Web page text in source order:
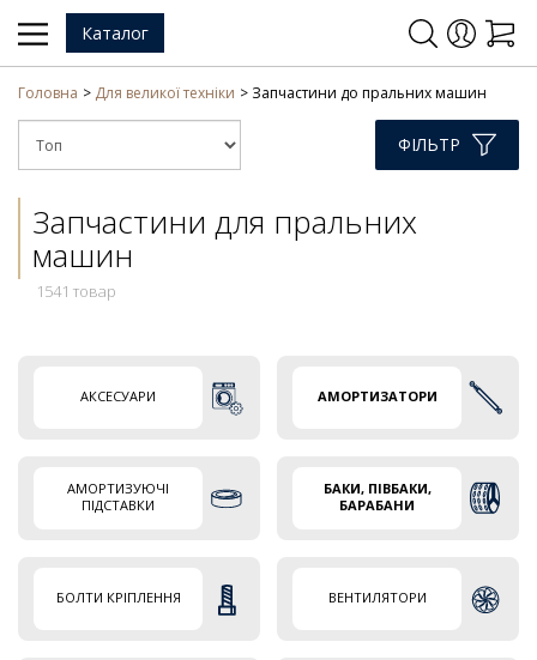
Каталог
Головна Для великої техніки Запчастини до пральних машин
ФІЛЬТР
Запчастини для пральних
машин
1541 товар
АКСЕСУАРИ АМОРТИЗАТОРИ
АМОРТИЗУЮЧІ
ПІДСТАВКИ
БАКИ, ПІВБАКИ,
БАРАБАНИ
БОЛТИ КРІПЛЕННЯ ВЕНТИЛЯТОРИ